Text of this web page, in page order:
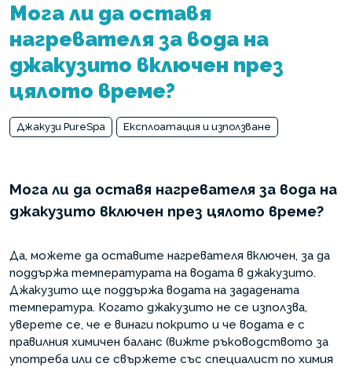
Мога ли да оставя
нагревателя за вода на
джакузито включен през
цялото време?
Джакузи PureSpa Експлоатация и използване
Мога ли да оставя нагревателя за вода на
джакузито включен през цялото време?
Да, можете да оставите нагревателя включен, за да
поддържа температурата на водата в джакузито.
Джакузито ще поддържа водата на зададената
температура. Когато джакузито не се използва,
уверете се, че е винаги покрито и че водата е с
правилния химичен баланс (вижте ръководството за
употреба или се свържете със специалист по химия